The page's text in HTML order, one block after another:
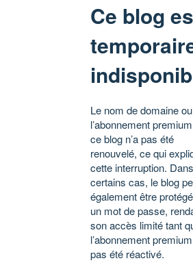
Ce blog
Le nom de domaine ou
l’abonnement
ce blog n’a pas été
renouvelé, ce qui
cette interruption. Dans
certains cas, le blog
également être
un mot de passe,
son accès limité tant
l’abonnement premium
pas été réactivé.